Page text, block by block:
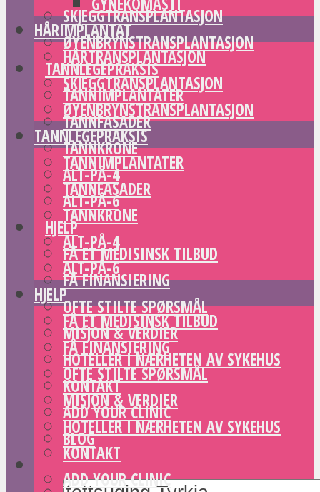
SKJEGGTRANSPLANTASJON
ØYENBRYNSTRANSPLANTASJON
TANNLEGEPRAKSIS
TANNIMPLANTATER
TANNFASADER
TANNKRONE
ALT-PÅ-4
ALT-PÅ-6
HJELP
FÅ ET MEDISINSK TILBUD
FÅ FINANSIERING
OFTE STILTE SPØRSMÅL
MISJON & VERDIER
HOTELLER I NÆRHETEN AV SYKEHUS
KONTAKT
ADD YOUR CLINIC
BLOG
HÅRIMPLANTAT
HÅRTRANSPLANTASJON
SKJEGGTRANSPLANTASJON
ØYENBRYNSTRANSPLANTASJON
TANNLEGEPRAKSIS
TANNIMPLANTATER
TANNFASADER
TANNKRONE
ALT-PÅ-4
ALT-PÅ-6
HJELP
FÅ ET MEDISINSK TILBUD
FÅ FINANSIERING
OFTE STILTE SPØRSMÅL
MISJON & VERDIER
HOTELLER I NÆRHETEN AV SYKEHUS
KONTAKT
ADD YOUR CLINIC